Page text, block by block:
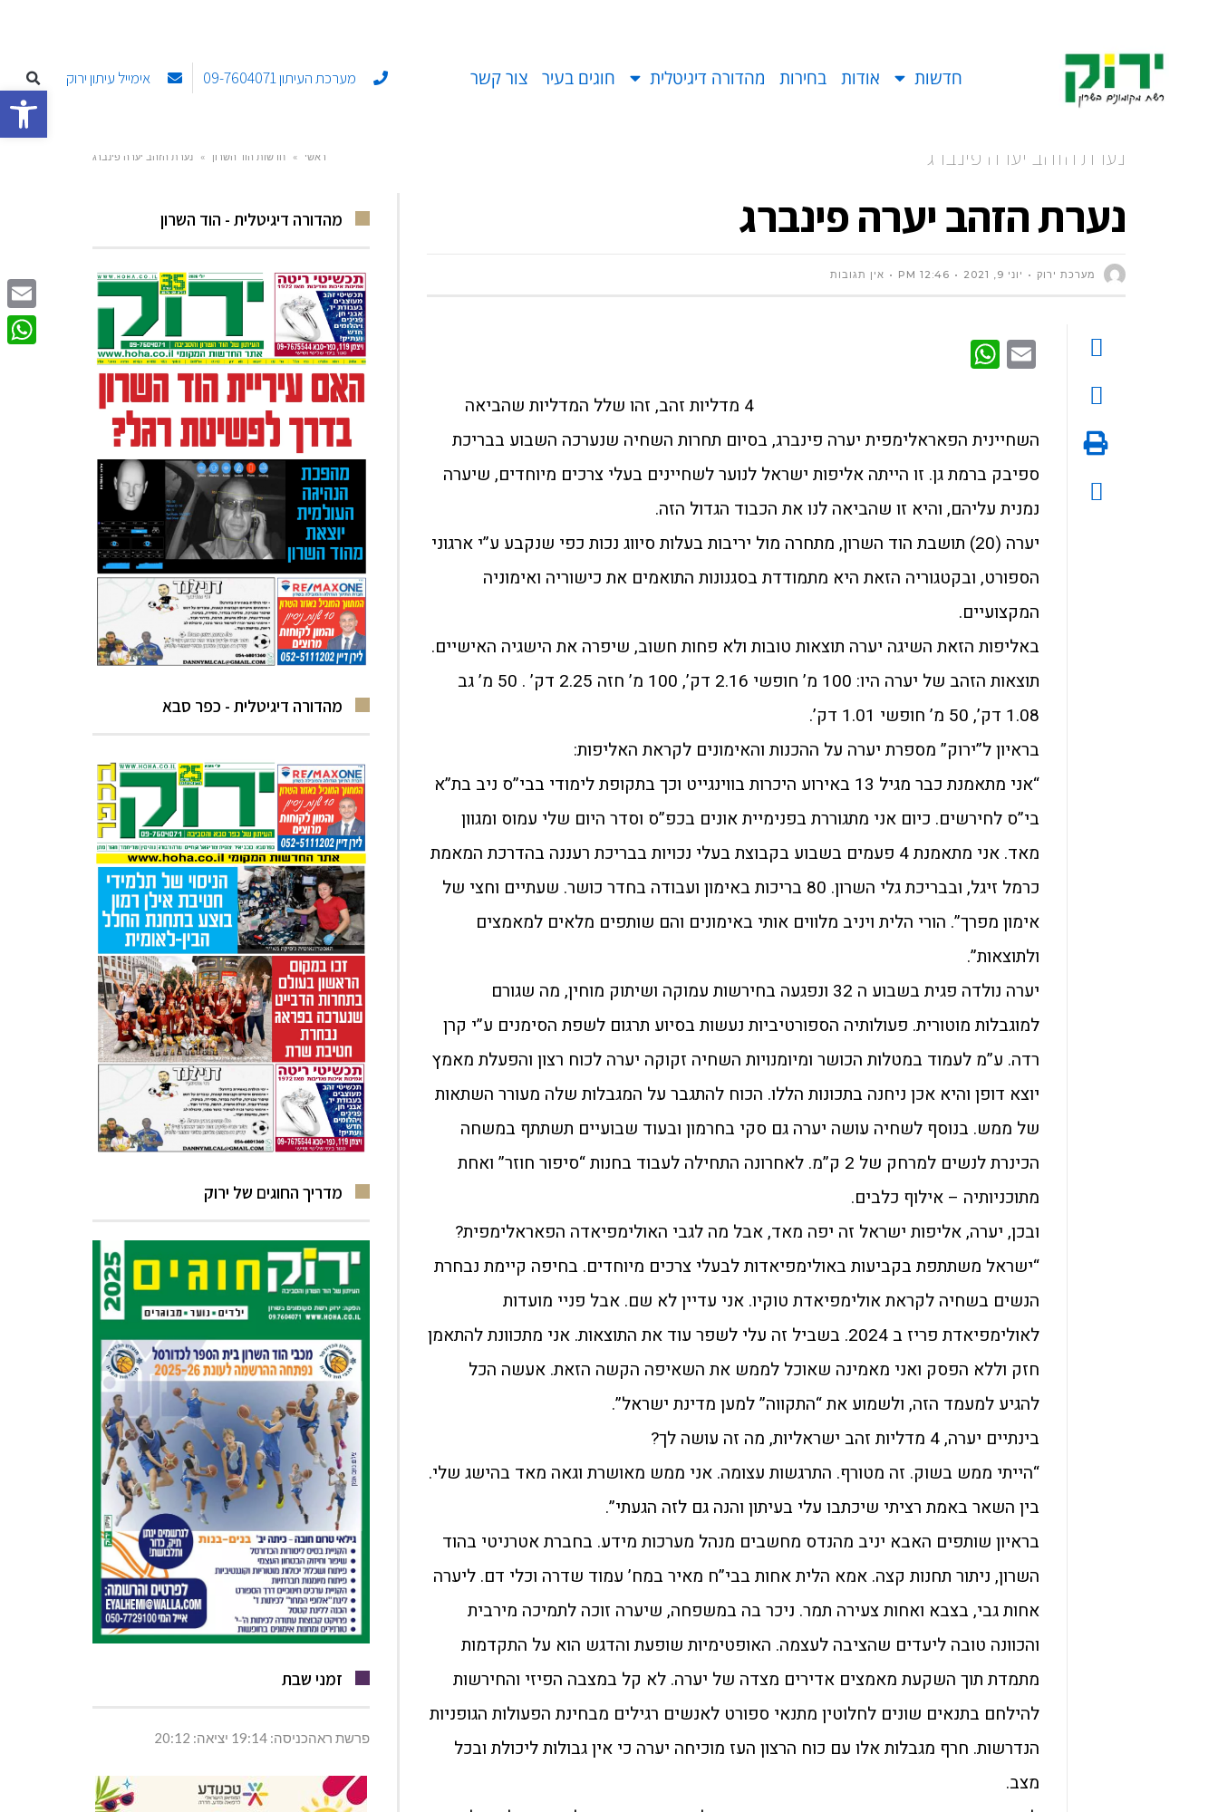
פתח חדשות אודות בחירות מהדורה דיגיטלית חוגים בעיר צור קשר מערכת העיתון 09-7604071 אימייל עיתון ירוק
נערת הזהב יערה פינברג ראשי » חדשות הוד השרון » נערת הזהב יערה פינברג
נערת הזהב יערה פינברג
מערכת ירוק יוני 9, 2021 12:46 PM אין תגובות
Email
4 מדליות זהב, זהו שלל המדליות שהביאה
השחיינית הפאראלימפית יערה פינברג, בסיום תחרות השחיה שנערכה השבוע בבריכת
ספיבק ברמת גן. זו הייתה אליפות ישראל לנוער לשחיינים בעלי צרכים מיוחדים, שיערה
נמנית עליהם, והיא זו שהביאה לנו את הכבוד הגדול הזה.
יערה (20) תושבת הוד השרון, מתחרה מול יריבות בעלות סיווג נכות כפי שנקבע ע”י ארגוני
הספורט, ובקטגוריה הזאת היא מתמודדת בסגנונות התואמים את כישוריה ואימוניה
המקצועיים.
באליפות הזאת השיגה יערה תוצאות טובות ולא פחות חשוב, שיפרה את הישגיה האישיים.
תוצאות הזהב של יערה היו: 100 מ’ חופשי 2.16 דק’, 100 מ’ חזה 2.25 דק’ . 50 מ’ גב
1.08 דק’, 50 מ’ חופשי 1.01 דק’.
בראיון ל”ירוק” מספרת יערה על ההכנות והאימונים לקראת האליפות:
“אני מתאמנת כבר מגיל 13 באירוע היכרות בווינגייט וכך בתקופת לימודי בבי”ס ניב בת”א
בי”ס לחירשים. כיום אני מתגוררת בפנימיית אונים בכפ”ס וסדר היום שלי עמוס ומגוון
מאד. אני מתאמנת 4 פעמים בשבוע בקבוצת בעלי נכויות בבריכת רעננה בהדרכת המאמת
כרמל זיגל, ובבריכת גלי השרון. 80 בריכות באימון ועבודה בחדר כושר. שעתיים וחצי של
אימון מפרך”. הורי הלית ויניב מלווים אותי באימונים והם שותפים מלאים למאמצים
ולתוצאות”.
יערה נולדה פגית בשבוע ה 32 ונפגעה בחירשות עמוקה ושיתוק מוחין, מה שגורם
למוגבלות מוטורית. פעולותיה הספורטיביות נעשות בסיוע תרגום לשפת הסימנים ע”י קרן
רדה. ע”מ לעמוד במטלות הכושר ומיומנויות השחיה זקוקה יערה לכוח רצון והפעלת מאמץ
יוצא דופן והיא אכן ניחנה בתכונות הללו. הכוח להתגבר על המגבלות שלה מעורר השתאות
של ממש. בנוסף לשחיה עושה יערה גם סקי בחרמון ובעוד שבועיים תשתתף במשחה
הכינרת לנשים למרחק של 2 ק”מ. לאחרונה התחילה לעבוד בחנות “סיפור חוזר” ואחת
מתוכניותיה – אילוף כלבים.
ובכן, יערה, אליפות ישראל זה יפה מאד, אבל מה לגבי האולימפיאדה הפאראלימפית?
“ישראל משתתפת בקביעות באולימפיאדות לבעלי צרכים מיוחדים. בחיפה קיימת נבחרת
הנשים בשחיה לקראת אולימפיאדת טוקיו. אני עדיין לא שם. אבל פניי מועדות
לאולימפיאדת פריז ב 2024. בשביל זה עלי לשפר עוד את התוצאות. אני מתכוונת להתאמן
חזק וללא הפסק ואני מאמינה שאוכל לממש את השאיפה הקשה הזאת. אעשה הכל
להגיע למעמד הזה, ולשמוע את “התקווה” למען מדינת ישראל”.
בינתיים יערה, 4 מדליות זהב ישראליות, מה זה עושה לך?
“הייתי ממש בשוק. זה מטורף. התרגשות עצומה. אני ממש מאושרת וגאה מאד בהישג שלי.
בין השאר באמת רציתי שיכתבו עלי בעיתון והנה גם לזה הגעתי”.
בראיון שותפים האבא יניב מהנדס מחשבים מנהל מערכות מידע. בחברת אטרניטי בהוד
השרון, ניתור תחנות קצה. אמא הלית אחות בבי”ח מאיר במח’ עמוד שדרה וכלי דם. ליערה
אחות גבי, בצבא ואחות צעירה תמר. ניכר בה במשפחה, שיערה זוכה לתמיכה מירבית
והכוונה טובה ליעדים שהציבה לעצמה. האופטימיות שופעת והדגש הוא על התקדמות
מתמדת תוך השקעת מאמצים אדירים מצדה של יערה. לא קל במצבה הפיזי והחירשות
להילחם בתנאים שונים לחלוטין מתנאי ספורט לאנשים רגילים מבחינת הפעולות הגופניות
הנדרשות. חרף מגבלות אלו עם כוח הרצון העז מוכיחה יערה כי אין גבולות ליכולת ובכל
מצב.
מהדורה דיגיטלית - הוד השרון
מהדורה דיגיטלית - כפר סבא
מדריך החוגים של ירוק
זמני שבת
פרשת ראהכניסה: 19:14 יציאה: 20:12